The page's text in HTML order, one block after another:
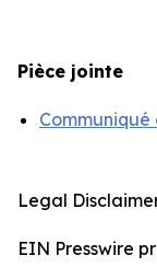
Pièce jointe
Communiqué
Legal
EIN Presswire